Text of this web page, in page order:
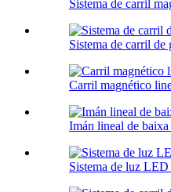
Sistema de carril
Sistema de carril
Carril magnético
Imán lineal de
Sistema de luz